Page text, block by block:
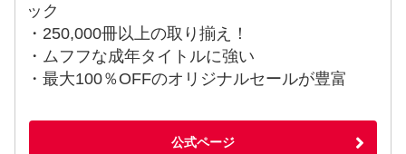
ック
・250,000冊以上の取り揃え！
・ムフフな成年タイトルに強い
・最大100％OFFのオリジナルセールが豊富
公式ページ